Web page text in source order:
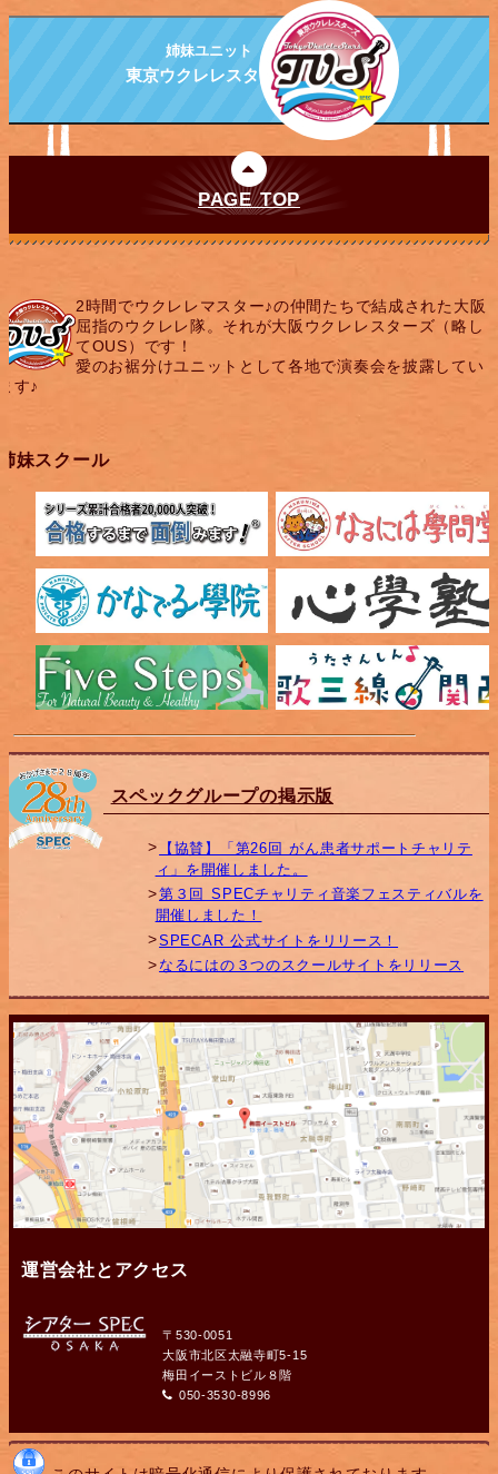
姉妹ユニット
東京ウクレレスターズ
PAGE TOP
2時間でウクレレマスター♪の仲間たちで結成された大阪
屈指のウクレレ隊。それが大阪ウクレレスターズ（略し
てOUS）です！
愛のお裾分けユニットとして各地で演奏会を披露してい
す♪
妹スクール
スペックグループの掲示版
【協賛】「第26回 がん患者サポートチャリテ
ィ」を開催しました。
第３回 SPECチャリティ音楽フェスティバルを
開催しました！
SPECAR 公式サイトをリリース！
なるにはの３つのスクールサイトをリリース
運営会社とアクセス
〒530-0051
大阪市北区太融寺町5-15
梅田イーストビル８階
050-3530-8996